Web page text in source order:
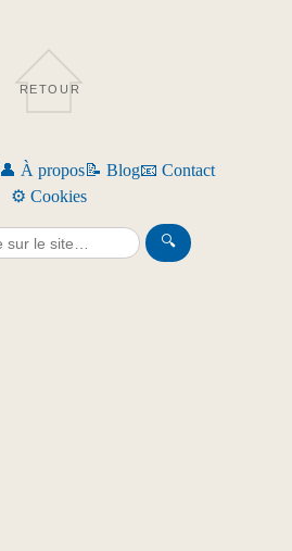
RETOUR
👤 À propos📝 Blog📧 Contact
⚙️ Cookies
🔍